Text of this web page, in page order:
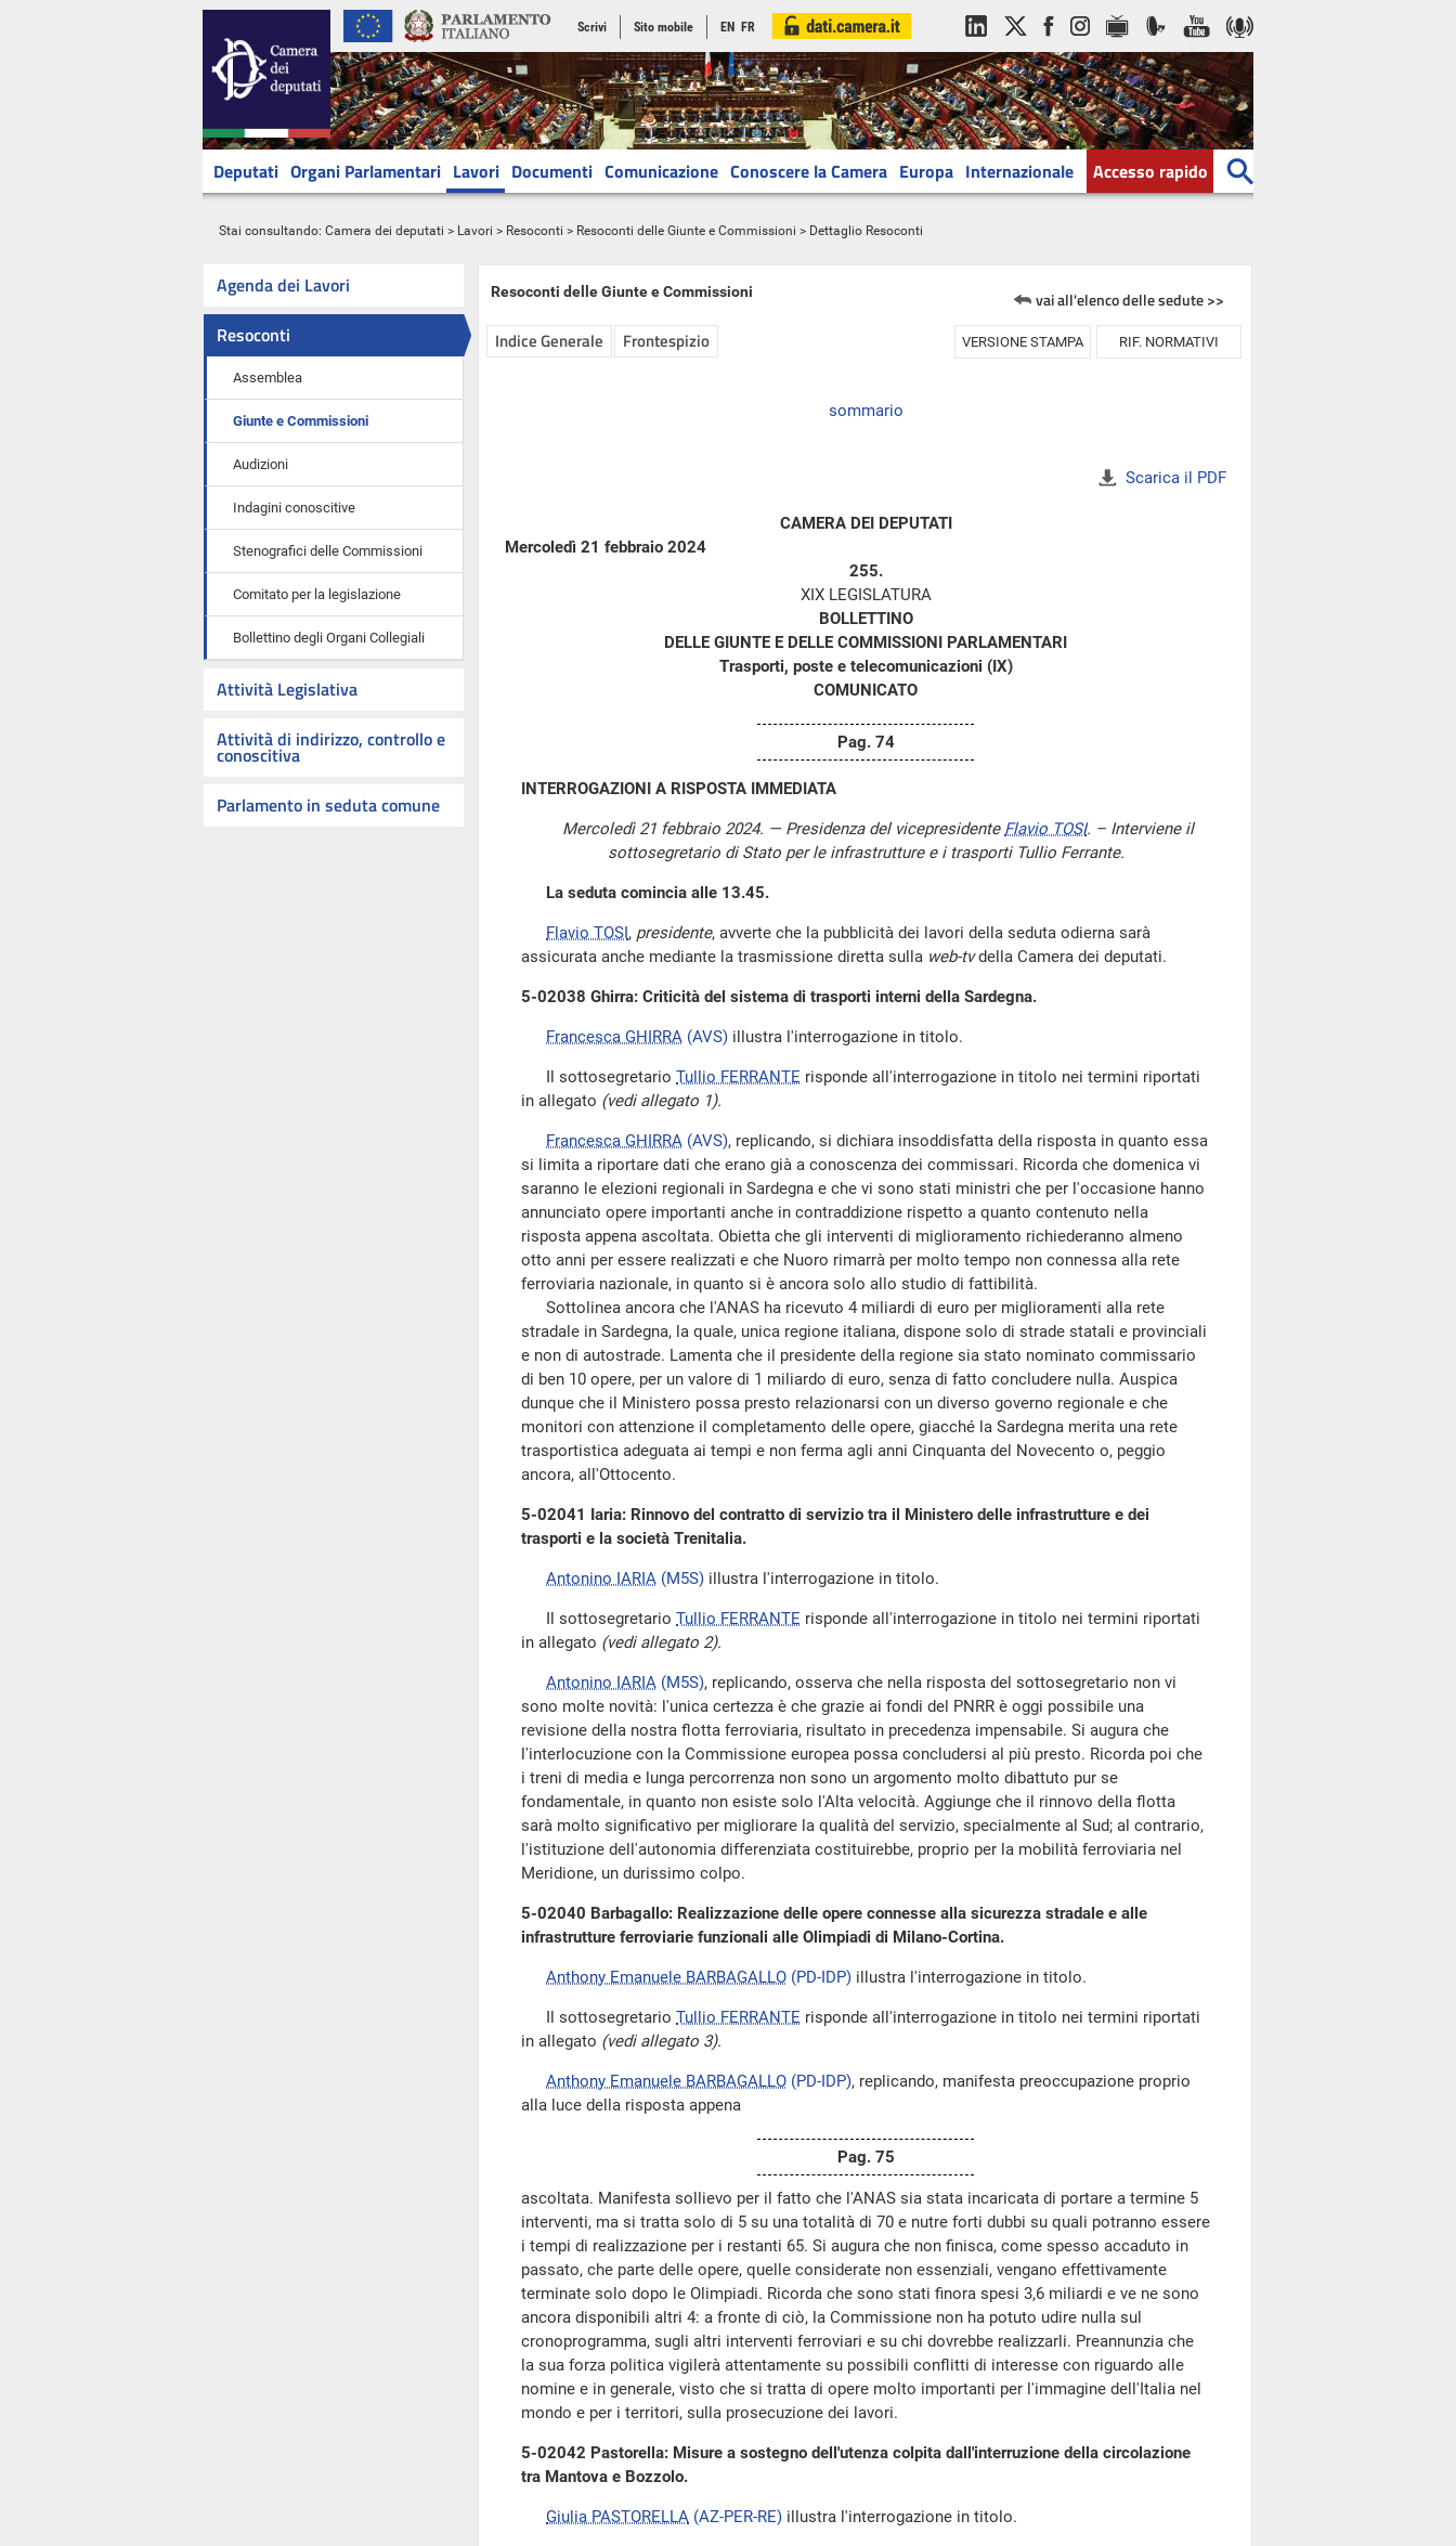
Scrivi Sito mobile EN FR
Deputati Organi Parlamentari Lavori Documenti Comunicazione Conoscere la Camera Europa Internazionale Accesso rapido
Stai consultando: Camera dei deputati > Lavori > Resoconti > Resoconti delle Giunte e Commissioni > Dettaglio Resoconti
Agenda dei Lavori
Resoconti
Assemblea
Giunte e Commissioni
Audizioni
Indagini conoscitive
Stenografici delle Commissioni
Comitato per la legislazione
Bollettino degli Organi Collegiali
Attività Legislativa
Attività di indirizzo, controllo e
conoscitiva
Parlamento in seduta comune
Resoconti delle Giunte e Commissioni vai all'elenco delle sedute >>
Indice Generale Frontespizio VERSIONE STAMPA RIF. NORMATIVI
sommario
Scarica il PDF
CAMERA DEI DEPUTATI
Mercoledì 21 febbraio 2024
255.
XIX LEGISLATURA
BOLLETTINO
DELLE GIUNTE E DELLE COMMISSIONI PARLAMENTARI
Trasporti, poste e telecomunicazioni (IX)
COMUNICATO
Pag. 74
INTERROGAZIONI A RISPOSTA IMMEDIATA
Mercoledì 21 febbraio 2024. — Presidenza del vicepresidente Flavio TOSI. – Interviene il
sottosegretario di Stato per le infrastrutture e i trasporti Tullio Ferrante.
La seduta comincia alle 13.45.
Flavio TOSI, presidente, avverte che la pubblicità dei lavori della seduta odierna sarà
assicurata anche mediante la trasmissione diretta sulla web-tvdella Camera dei deputati.
5-02038 Ghirra: Criticità del sistema di trasporti interni della Sardegna.
Francesca GHIRRA (AVS) illustra l'interrogazione in titolo.
Il sottosegretario Tullio FERRANTE risponde all'interrogazione in titolo nei termini riportati
in allegato (vedi allegato 1).
Francesca GHIRRA (AVS), replicando, si dichiara insoddisfatta della risposta in quanto essa
si limita a riportare dati che erano già a conoscenza dei commissari. Ricorda che domenica vi
saranno le elezioni regionali in Sardegna e che vi sono stati ministri che per l'occasione hanno
annunciato opere importanti anche in contraddizione rispetto a quanto contenuto nella
risposta appena ascoltata. Obietta che gli interventi di miglioramento richiederanno almeno
otto anni per essere realizzati e che Nuoro rimarrà per molto tempo non connessa alla rete
ferroviaria nazionale, in quanto si è ancora solo allo studio di fattibilità.
Sottolinea ancora che l'ANAS ha ricevuto 4 miliardi di euro per miglioramenti alla rete
stradale in Sardegna, la quale, unica regione italiana, dispone solo di strade statali e provinciali
e non di autostrade. Lamenta che il presidente della regione sia stato nominato commissario
di ben 10 opere, per un valore di 1 miliardo di euro, senza di fatto concludere nulla. Auspica
dunque che il Ministero possa presto relazionarsi con un diverso governo regionale e che
monitori con attenzione il completamento delle opere, giacché la Sardegna merita una rete
trasportistica adeguata ai tempi e non ferma agli anni Cinquanta del Novecento o, peggio
ancora, all'Ottocento.
5-02041 Iaria: Rinnovo del contratto di servizio tra il Ministero delle infrastrutture e dei
trasporti e la società Trenitalia.
Antonino IARIA (M5S) illustra l'interrogazione in titolo.
Il sottosegretario Tullio FERRANTE risponde all'interrogazione in titolo nei termini riportati
in allegato (vedi allegato 2).
Antonino IARIA (M5S), replicando, osserva che nella risposta del sottosegretario non vi
sono molte novità: l'unica certezza è che grazie ai fondi del PNRR è oggi possibile una
revisione della nostra flotta ferroviaria, risultato in precedenza impensabile. Si augura che
l'interlocuzione con la Commissione europea possa concludersi al più presto. Ricorda poi che
i treni di media e lunga percorrenza non sono un argomento molto dibattuto pur se
fondamentale, in quanto non esiste solo l'Alta velocità. Aggiunge che il rinnovo della flotta
sarà molto significativo per migliorare la qualità del servizio, specialmente al Sud; al contrario,
l'istituzione dell'autonomia differenziata costituirebbe, proprio per la mobilità ferroviaria nel
Meridione, un durissimo colpo.
5-02040 Barbagallo: Realizzazione delle opere connesse alla sicurezza stradale e alle
infrastrutture ferroviarie funzionali alle Olimpiadi di Milano-Cortina.
Anthony Emanuele BARBAGALLO (PD-IDP) illustra l'interrogazione in titolo.
Il sottosegretario Tullio FERRANTE risponde all'interrogazione in titolo nei termini riportati
in allegato (vedi allegato 3).
Anthony Emanuele BARBAGALLO (PD-IDP), replicando, manifesta preoccupazione proprio
alla luce della risposta appena
Pag. 75
ascoltata. Manifesta sollievo per il fatto che l'ANAS sia stata incaricata di portare a termine 5
interventi, ma si tratta solo di 5 su una totalità di 70 e nutre forti dubbi su quali potranno essere
i tempi di realizzazione per i restanti 65. Si augura che non finisca, come spesso accaduto in
passato, che parte delle opere, quelle considerate non essenziali, vengano effettivamente
terminate solo dopo le Olimpiadi. Ricorda che sono stati finora spesi 3,6 miliardi e ve ne sono
ancora disponibili altri 4: a fronte di ciò, la Commissione non ha potuto udire nulla sul
cronoprogramma, sugli altri interventi ferroviari e su chi dovrebbe realizzarli. Preannunzia che
la sua forza politica vigilerà attentamente su possibili conflitti di interesse con riguardo alle
nomine e in generale, visto che si tratta di opere molto importanti per l'immagine dell'Italia nel
mondo e per i territori, sulla prosecuzione dei lavori.
5-02042 Pastorella: Misure a sostegno dell'utenza colpita dall'interruzione della circolazione
tra Mantova e Bozzolo.
Giulia PASTORELLA (AZ-PER-RE) illustra l'interrogazione in titolo.